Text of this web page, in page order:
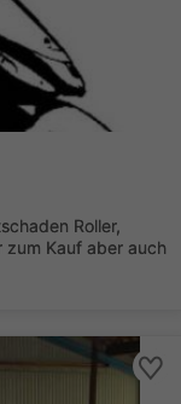
Roller,
Kauf aber auch